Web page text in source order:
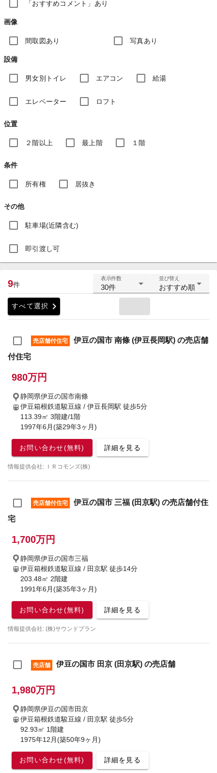
「おすすめコメント」あり
画像
間取図あり 写真あり
設備
男女別トイレ エアコン 給湯
エレベーター ロフト
位置
２階以上 最上階 １階
条件
所有権 居抜き
その他
駐車場(近隣含む)
即引渡し可
9件
表示件数
30件
並び替え
おすすめ順
すべて選択 chevron_right
売店舗付住宅
伊豆の国市 南條 (伊豆長岡駅) の売店舗
付住宅
980万円
静岡県伊豆の国市南條
伊豆箱根鉄道駿豆線 / 伊豆長岡駅 徒歩5分
113.39㎡ 3階建/1階
1997年6月(築29年3ヶ月)
お問い合わせ(無料) 詳細を見る
情報提供会社: ＩＲコモンズ(株)
売店舗付住宅
伊豆の国市 三福 (田京駅) の売店舗付住
宅
1,700万円
静岡県伊豆の国市三福
伊豆箱根鉄道駿豆線 / 田京駅 徒歩14分
203.48㎡ 2階建
1991年6月(築35年3ヶ月)
お問い合わせ(無料) 詳細を見る
情報提供会社: (株)サウンドプラン
売店舗 伊豆の国市 田京 (田京駅) の売店舗
1,980万円
静岡県伊豆の国市田京
伊豆箱根鉄道駿豆線 / 田京駅 徒歩5分
92.93㎡ 1階建
1975年12月(築50年9ヶ月)
お問い合わせ(無料) 詳細を見る